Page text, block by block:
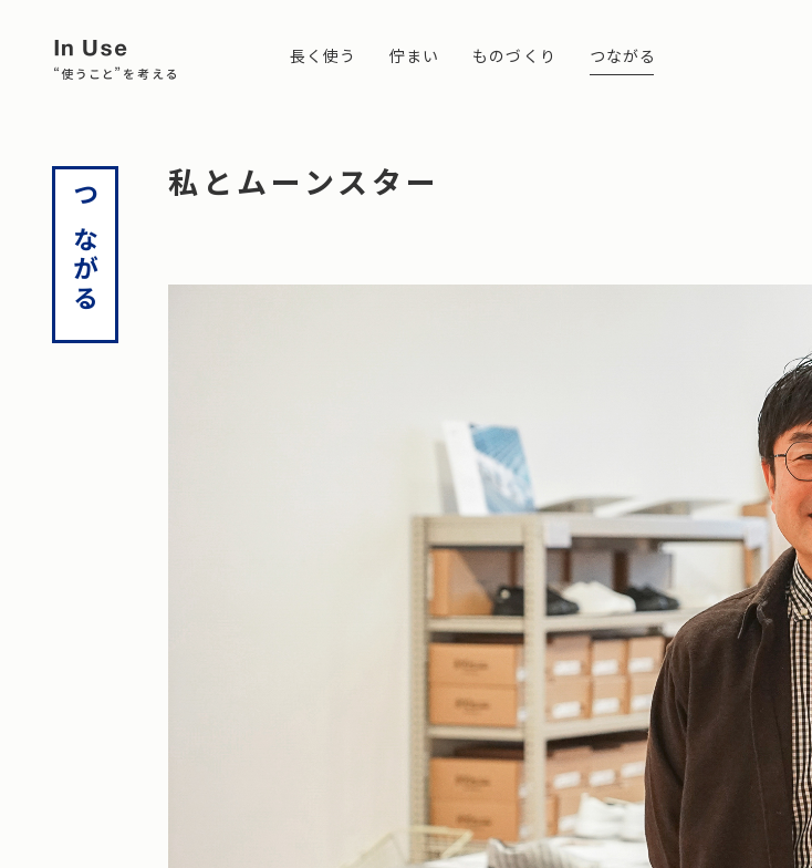
長く使う
長く使う
この考え方を深め、豊かな暮らしのヒントを見つけていきます。
佇まい
佇まい
私たちの視線を通して、様々な佇まいを共有していきます。
ものづくり
ものづくり
必要性や必然性から生まれるものづくりを考えていきます。
つながる
つながる
つながることで見えてくる共通点や示唆を大切にしていきます。
つながる
私とムーンスター